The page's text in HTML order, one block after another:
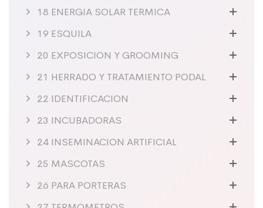
18 ENERGIA SOLAR TERMICA
19 ESQUILA
20 EXPOSICION Y GROOMING
21 HERRADO Y TRATAMIENTO PODAL
22 IDENTIFICACION
23 INCUBADORAS
24 INSEMINACION ARTIFICIAL
25 MASCOTAS
26 PARA PORTERAS